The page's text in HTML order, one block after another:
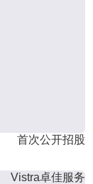
首次公开招股
Vistra卓佳服务